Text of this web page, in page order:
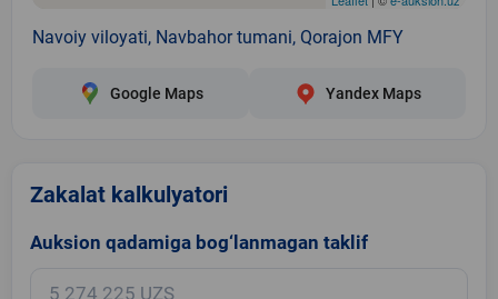
Navoiy viloyati, Navbahor tumani, Qorajon MFY
Google Maps Yandex Maps
Zakalat kalkulyatori
Auksion qadamiga bog‘lanmagan taklif